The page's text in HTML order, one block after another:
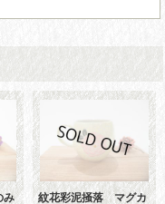
み
紋花彩泥掻落 マグカ